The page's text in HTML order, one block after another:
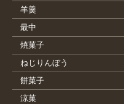
羊羹
最中
焼菓子
ねじりんぼう
餅菓子
涼菓